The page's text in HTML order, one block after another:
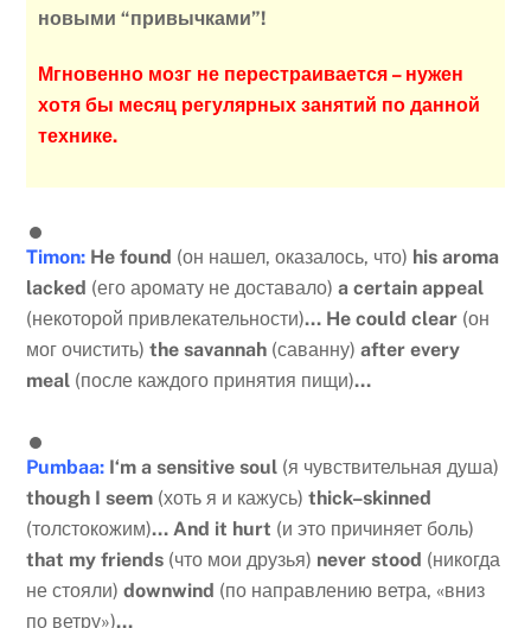
новыми “привычками”!
Мгновенно мозг не перестраивается – нужен
хотя бы месяц регулярных занятий по данной
технике.
Timon: He found (он нашел, оказалось, что) his aroma
lacked (его аромату не доставало)a certain appeal
(некоторой привлекательности)… He could clear (он
мог очистить)the savannah (саванну)after every
meal (после каждого принятия пищи)…
Pumbaa: I‘m a sensitive soul (я чувствительная душа)
though I seem (хоть я и кажусь)thick–skinned
(толстокожим)…And it hurt (и это причиняет боль)
that my friends (что мои друзья) never stood (никогда
не стояли)downwind (по направлению ветра, «вниз
по ветру»)…